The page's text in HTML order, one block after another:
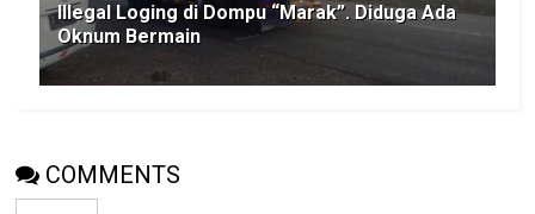
Illegal Loging di Dompu “Marak”. Diduga Ada
Oknum Bermain
COMMENTS